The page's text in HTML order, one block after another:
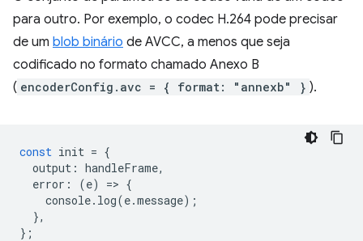
para outro. Por exemplo, o codec H.264 pode precisar
de um blob binário de AVCC, a menos que seja
codificado no formato chamado Anexo B
( encoderConfig.avc = { format: "annexb" } ).
const init = {
output : handleFrame,
error : (e) => {
console. log(e.message);
},
};